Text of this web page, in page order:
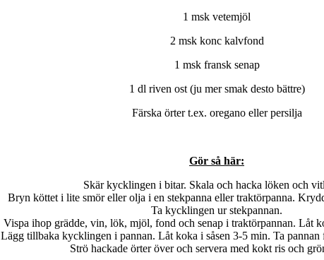
1 msk vetemjöl
2 msk konc kalvfond
1 msk fransk senap
1 dl riven ost (ju mer smak desto bättre)
Färska örter t.ex. oregano eller persilja
Gör så här:
Skär kycklingen i bitar. Skala och hacka löken och
Bryn köttet i lite smör eller olja i en stekpanna eller traktörpanna.
Ta kycklingen ur stekpannan.
Vispa ihop grädde, vin, lök, mjöl, fond och senap i traktörpannan. Låt
Lägg tillbaka kycklingen i pannan. Låt koka i såsen 3-5 min. Ta pannan
Strö hackade örter över och servera med kokt ris och